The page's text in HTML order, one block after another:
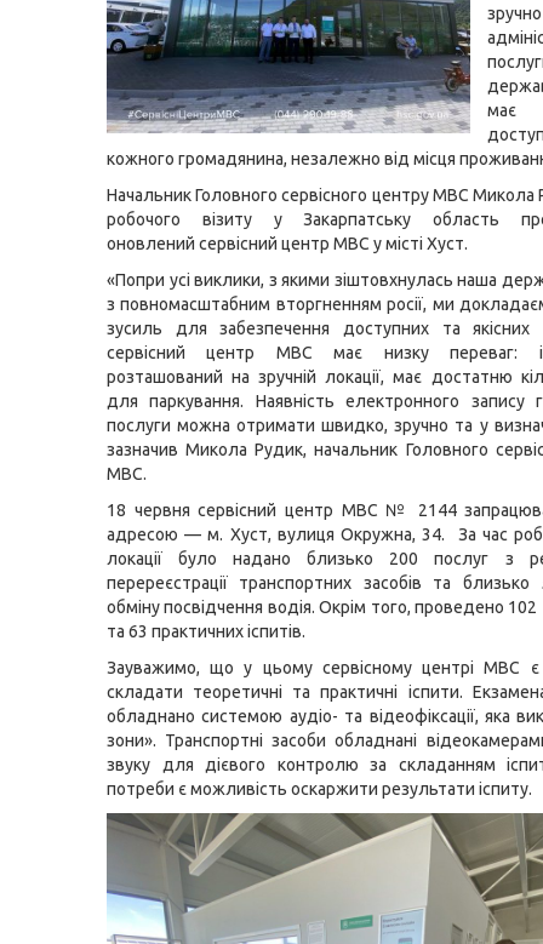
кожного громадянина, незалежно від місця
Начальник Головного сервісного центру МВС Микола
робочого візиту у Закарпатську область
оновлений сервісний центр МВС у місті Хуст.
«Попри усі виклики, з якими зіштовхнулась наша
з повномасштабним вторгненням росії, ми
зусиль для забезпечення доступних та якісних
сервісний центр МВС має низку переваг:
розташований на зручній локації, має достатню
для паркування. Наявність електронного запису
послуги можна отримати швидко, зручно та у
зазначив Микола Рудик, начальник Головного
МВС.
18 червня сервісний центр МВС № 2144
адресою — м. Хуст, вулиця Окружна, 34. За час
локації було надано близько 200 послуг з
перереєстрації транспортних засобів та
обміну посвідчення водія. Окрім того, проведено
та 63 практичних іспитів.
Зауважимо, що у цьому сервісному центрі МВС є
складати теоретичні та практичні іспити.
обладнано системою аудіо- та відеофіксації, яка
зони». Транспортні засоби обладнані
звуку для дієвого контролю за складанням
потреби є можливість оскаржити результати іспиту.